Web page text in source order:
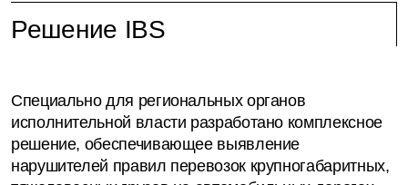
Решение IBS
Специально для региональных органов
исполнительной власти разработано комплексное
решение, обеспечивающее выявление
нарушителей правил перевозок крупногабаритных,